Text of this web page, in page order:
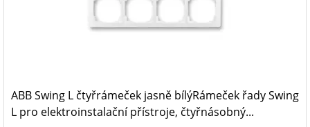
ABB Swing L čtyřrámeček jasně bílýRámeček řady Swing
L pro elektroinstalační přístroje, čtyřnásobný...